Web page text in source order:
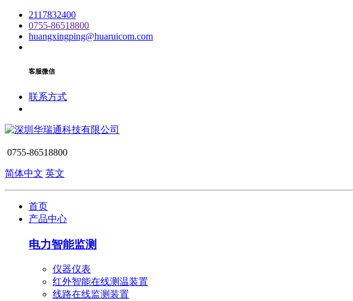
2117832400
0755-86518800
huangxingping@huaruicom.com
客服微信
联系方式
0755-86518800
简体中文 英文
首页
产品中心
电力智能监测
仪器仪表
红外智能在线测温装置
线路在线监测装置